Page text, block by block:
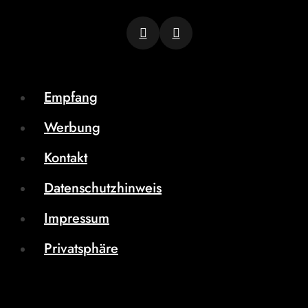
Empfang
Werbung
Kontakt
Datenschutzhinweis
Impressum
Privatsphäre